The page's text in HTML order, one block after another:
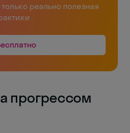
реально полезная
прогрессом